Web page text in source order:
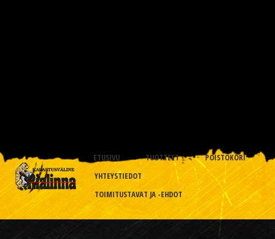
ETUSIVU TUOTTEET
POISTOKORI
YHTEYSTIEDOT
TOIMITUSTAVAT JA -EHDOT